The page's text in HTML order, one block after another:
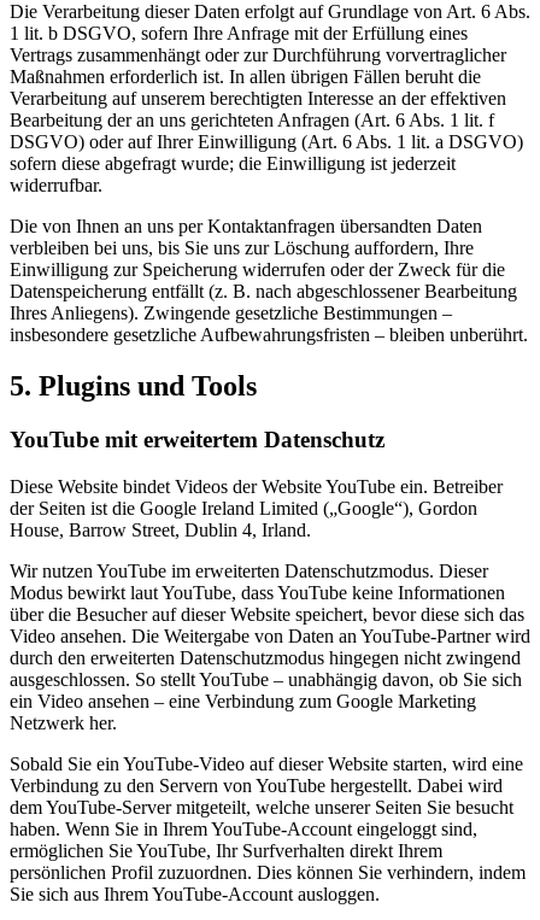
Die Verarbeitung dieser Daten erfolgt auf Grundlage von Art. 6 Abs.
1 lit. b DSGVO, sofern Ihre Anfrage mit der Erfüllung eines
Vertrags zusammenhängt oder zur Durchführung vorvertraglicher
Maßnahmen erforderlich ist. In allen übrigen Fällen beruht die
Verarbeitung auf unserem berechtigten Interesse an der effektiven
Bearbeitung der an uns gerichteten Anfragen (Art. 6 Abs. 1 lit. f
DSGVO) oder auf Ihrer Einwilligung (Art. 6 Abs. 1 lit. a DSGVO)
sofern diese abgefragt wurde; die Einwilligung ist jederzeit
widerrufbar.
Die von Ihnen an uns per Kontaktanfragen übersandten Daten
verbleiben bei uns, bis Sie uns zur Löschung auffordern, Ihre
Einwilligung zur Speicherung widerrufen oder der Zweck für die
Datenspeicherung entfällt (z. B. nach abgeschlossener Bearbeitung
Ihres Anliegens). Zwingende gesetzliche Bestimmungen –
insbesondere gesetzliche Aufbewahrungsfristen – bleiben unberührt.
5. Plugins und Tools
YouTube mit erweitertem Datenschutz
Diese Website bindet Videos der Website YouTube ein. Betreiber
der Seiten ist die Google Ireland Limited („Google“), Gordon
House, Barrow Street, Dublin 4, Irland.
Wir nutzen YouTube im erweiterten Datenschutzmodus. Dieser
Modus bewirkt laut YouTube, dass YouTube keine Informationen
über die Besucher auf dieser Website speichert, bevor diese sich das
Video ansehen. Die Weitergabe von Daten an YouTube-Partner wird
durch den erweiterten Datenschutzmodus hingegen nicht zwingend
ausgeschlossen. So stellt YouTube – unabhängig davon, ob Sie sich
ein Video ansehen – eine Verbindung zum Google Marketing
Netzwerk her.
Sobald Sie ein YouTube-Video auf dieser Website starten, wird eine
Verbindung zu den Servern von YouTube hergestellt. Dabei wird
dem YouTube-Server mitgeteilt, welche unserer Seiten Sie besucht
haben. Wenn Sie in Ihrem YouTube-Account eingeloggt sind,
ermöglichen Sie YouTube, Ihr Surfverhalten direkt Ihrem
persönlichen Profil zuzuordnen. Dies können Sie verhindern, indem
Sie sich aus Ihrem YouTube-Account ausloggen.